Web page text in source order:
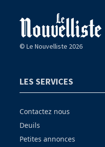
© Le Nouvelliste 2026
LES SERVICES
Contactez nous
Deuils
Petites annonces